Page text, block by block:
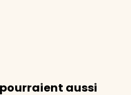
aussi